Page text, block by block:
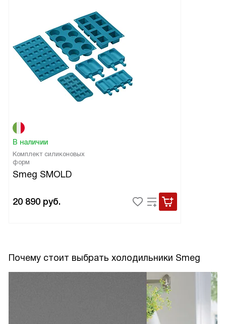
В наличии
Комплект силиконовых
форм
Smeg SMOLD
20 890 руб.
Почему стоит выбрать холодильники Smeg